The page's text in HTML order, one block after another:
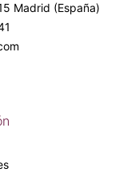
Madrid (España)